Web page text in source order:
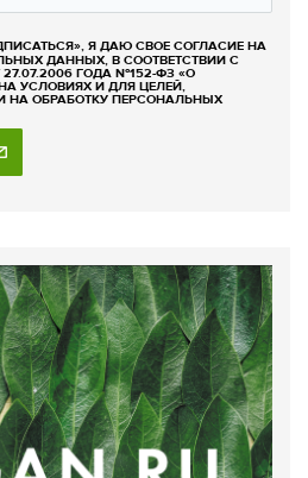
Я ДАЮ СВОЕ СОГЛАСИЕ НА
ДАННЫХ, В СООТВЕТСТВИИ С
ГОДА №152-ФЗ «О
УСЛОВИЯХ И ДЛЯ ЦЕЛЕЙ,
НА ОБРАБОТКУ ПЕРСОНАЛЬНЫХ